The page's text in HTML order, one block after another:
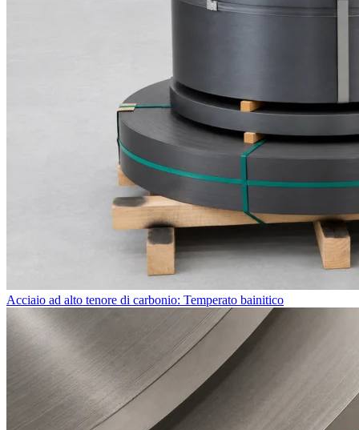
Acciaio ad alto tenore di carbonio: Temperato bainitico